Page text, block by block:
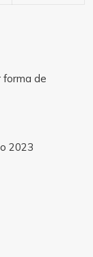
forma de
2023